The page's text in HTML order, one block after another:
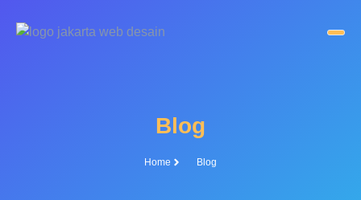
Blog
Home Blog